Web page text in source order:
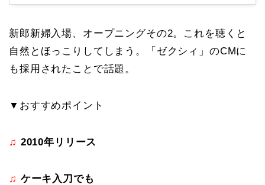
新郎新婦入場、オープニングその2。これを聴くと
自然とほっこりしてしまう。「ゼクシィ」のCMに
も採用されたことで話題。
▼おすすめポイント
♫ 2010年リリース
♫ ケーキ入刀でも